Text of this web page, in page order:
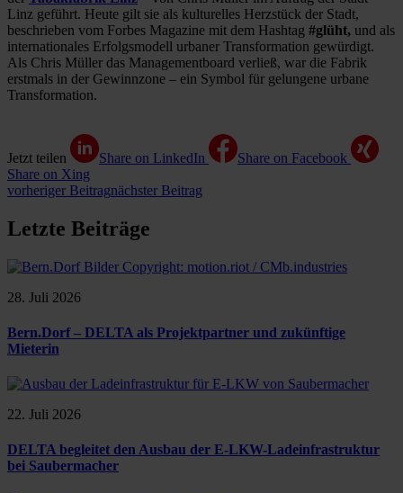
Linz geführt. Heute gilt sie als kulturelles Herzstück der Stadt,
beschrieben vom Forbes Magazine mit dem Hashtag #glüht, und als
internationales Erfolgsmodell urbaner Transformation gewürdigt.
Als Chris Müller das Managementboard verließ, war die Fabrik
erstmals in der Gewinnzone – ein Symbol für gelungene urbane
Transformation.
Jetzt teilen Share on LinkedIn
Share on Facebook
Share on Xing
vorheriger Beitragnächster Beitrag
Letzte Beiträge
28. Juli 2026
Bern.Dorf – DELTA als Projektpartner und zukünftige
Mieterin
22. Juli 2026
DELTA begleitet den Ausbau der E-LKW-Ladeinfrastruktur
bei Saubermacher